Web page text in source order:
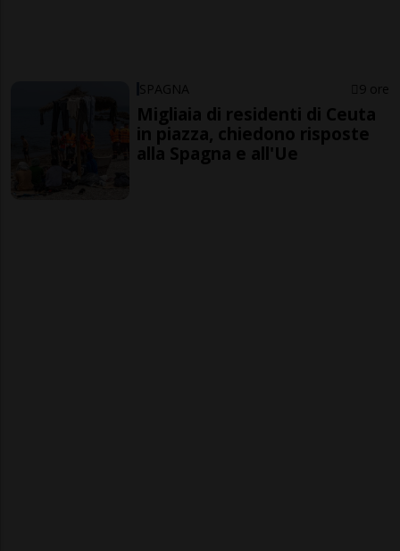
SPAGNA 9 ore
Migliaia di residenti di Ceuta
in piazza, chiedono risposte
alla Spagna e all'Ue